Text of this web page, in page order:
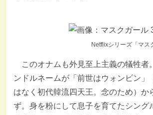
Netflixシリーズ「マス
このオナムも外見至上主義の犠牲者
ンドルネームが「前世はウォンビン」
はなく初代韓流四天王。念のため）か
ず。身を粉にして息子を育てたシング